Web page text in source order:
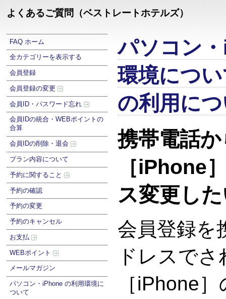
よくあるご質問（ベストレートホテルズ）
FAQ ホーム
全カテゴリーを表示する
会員登録
会員登録の変更
会員ID・パスワード忘れ
会員IDの統合・WEBポイントの
合算
会員IDの削除・退会
プラン内容について
予約に関すること
予約の確認
予約の変更
予約のキャンセル
お支払
WEBポイント
メールマガジン
パソコン・iPhone の利用環境に
ついて
パソコン
環境につ
の利用に
携帯電話
［iPhone
ス変更し
会員登録を
ドレスで
［iPhone